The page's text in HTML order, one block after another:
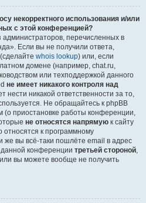
некорректного использования и/или
с этой конференцией?
перечисленных в
Если вы не получили ответа,
whois lookup) или, если
домене (например, chat.ru,
или техподдержкой данного
не имеет никакого контроля над
нести никакой ответственности за то,
Не обращайтесь к phpBB
(о приостановке работы конференции,
не относятся напрямую к сайту
относятся к программному
же вы всё-таки пошлёте email в адрес
конференции третьей стороной,
вы можете вообще не получить